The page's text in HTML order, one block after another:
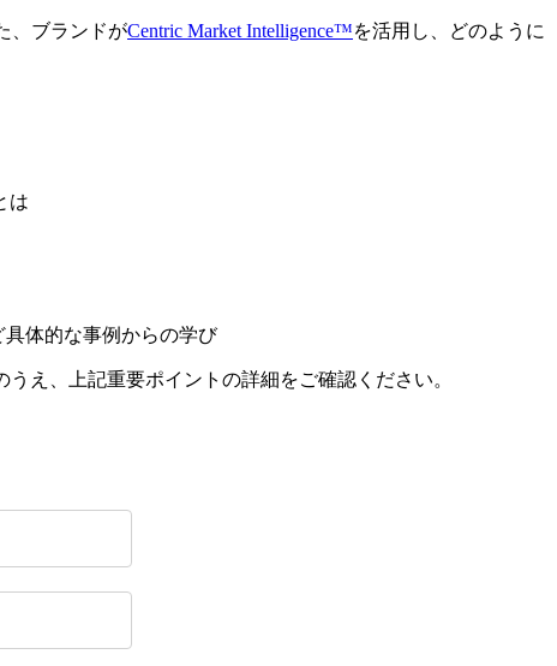
、ブランドがCentric Market Intelligence™を活用し、どのように
は
具体的な事例からの学び
え、上記重要ポイントの詳細をご確認ください。